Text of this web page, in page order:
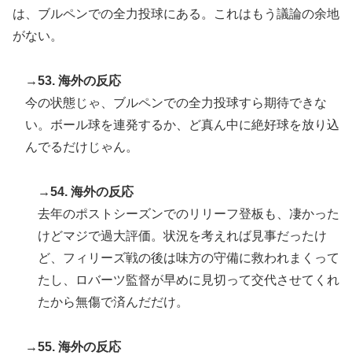
は、ブルペンでの全力投球にある。これはもう議論の余地
がない。
→53. 海外の反応
今の状態じゃ、ブルペンでの全力投球すら期待できな
い。ボール球を連発するか、ど真ん中に絶好球を放り込
んでるだけじゃん。
→54. 海外の反応
去年のポストシーズンでのリリーフ登板も、凄かった
けどマジで過大評価。状況を考えれば見事だったけ
ど、フィリーズ戦の後は味方の守備に救われまくって
たし、ロバーツ監督が早めに見切って交代させてくれ
たから無傷で済んだだけ。
→55. 海外の反応